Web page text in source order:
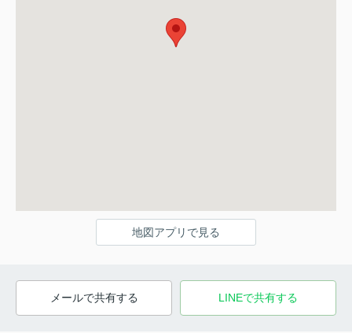
地図アプリで見る
メールで共有する LINEで共有する